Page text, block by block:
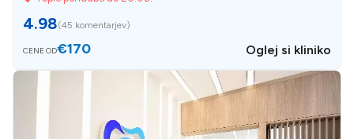
4.98(45 komentarjev)
CENE OD€170 Oglej si kliniko